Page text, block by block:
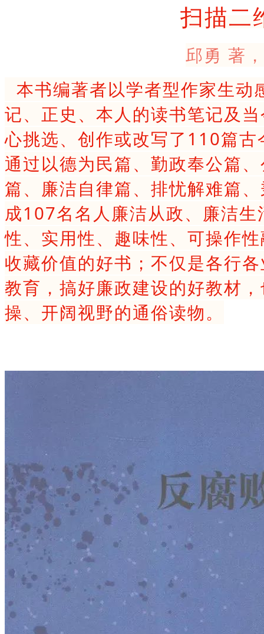
扫描二
邱勇 著
本书编著者以学者型作家生
记、正史、本人的读书笔记及
心挑选、创作或改写了110篇
通过以德为民篇、勤政奉公篇
篇、廉洁自律篇、排忧解难篇
成107名名人廉洁从政、廉洁
性、实用性、趣味性、可操作
收藏价值的好书；不仅是各行
教育，搞好廉政建设的好教材
操、开阔视野的通俗读物。